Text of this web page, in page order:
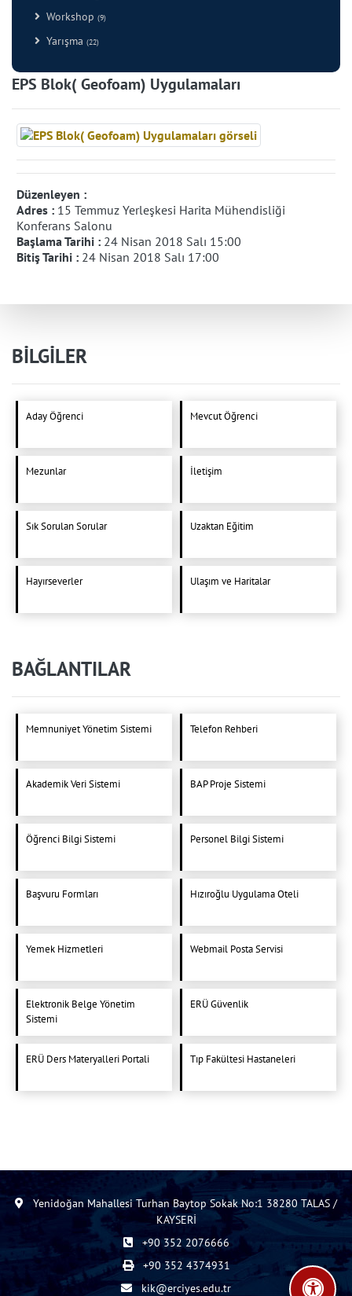
Workshop (9)
Yarışma (22)
EPS Blok( Geofoam) Uygulamaları
Düzenleyen :
Adres : 15 Temmuz Yerleşkesi Harita Mühendisliği
Konferans Salonu
Başlama Tarihi : 24 Nisan 2018 Salı 15:00
Bitiş Tarihi : 24 Nisan 2018 Salı 17:00
BİLGİLER
Aday Öğrenci Mevcut Öğrenci
Mezunlar İletişim
Sık Sorulan Sorular Uzaktan Eğitim
Hayırseverler Ulaşım ve Haritalar
BAĞLANTILAR
Memnuniyet Yönetim Sistemi Telefon Rehberi
Akademik Veri Sistemi BAP Proje Sistemi
Öğrenci Bilgi Sistemi Personel Bilgi Sistemi
Başvuru Formları Hızıroğlu Uygulama Oteli
Yemek Hizmetleri Webmail Posta Servisi
Elektronik Belge Yönetim
Sistemi
ERÜ Güvenlik
ERÜ Ders Materyalleri Portali Tıp Fakültesi Hastaneleri
Yenidoğan Mahallesi Turhan Baytop Sokak No:1 38280 TALAS /
KAYSERİ
+90 352 2076666
+90 352 4374931
kik@erciyes.edu.tr